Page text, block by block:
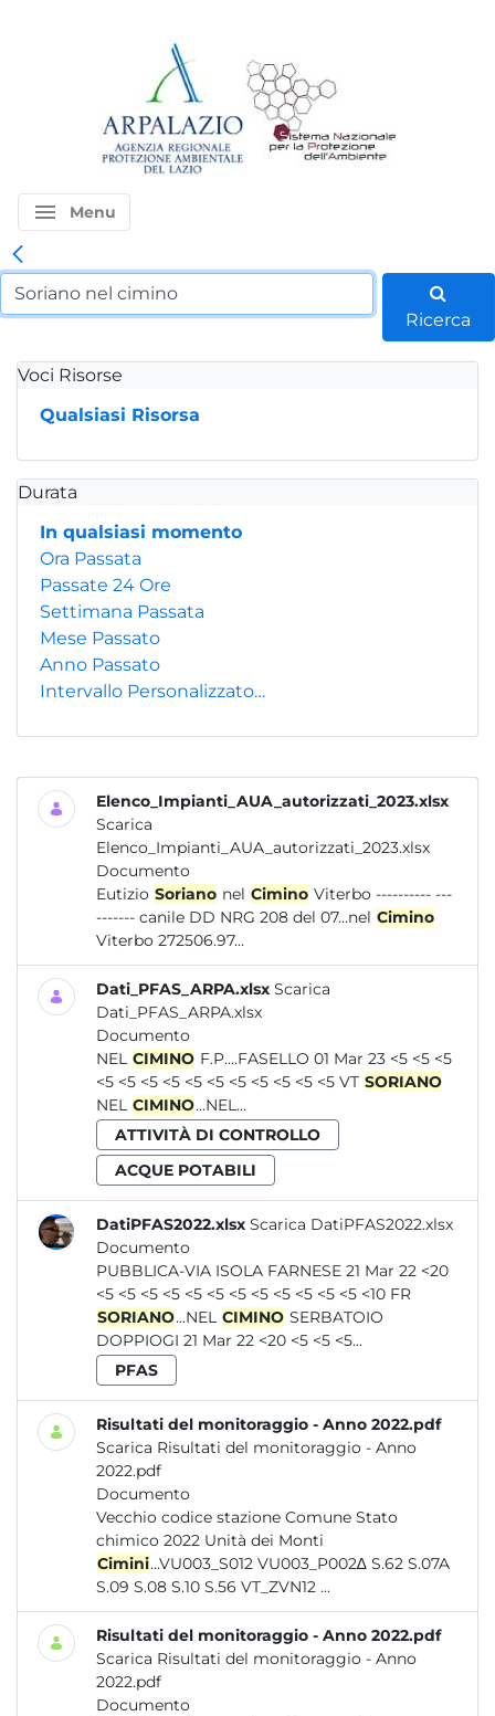
menu Menu
Ricerca
Voci Risorse
Qualsiasi Risorsa
Durata
In qualsiasi momento
Ora Passata
Passate 24 Ore
Settimana Passata
Mese Passato
Anno Passato
Intervallo Personalizzato…
Elenco_Impianti_AUA_autorizzati_2023.xlsx
Scarica
Elenco_Impianti_AUA_autorizzati_2023.xlsx
Documento
Eutizio Soriano nel Cimino Viterbo ---------- ---
------- canile DD NRG 208 del 07...nel Cimino
Viterbo 272506.97...
Dati_PFAS_ARPA.xlsx Scarica
Dati_PFAS_ARPA.xlsx
Documento
NEL CIMINO F.P....FASELLO 01 Mar 23 <5 <5 <5
<5 <5 <5 <5 <5 <5 <5 <5 <5 <5 <5 VT SORIANO
NEL CIMINO...NEL...
ATTIVITÀ DI CONTROLLO
ACQUE POTABILI
DatiPFAS2022.xlsx Scarica DatiPFAS2022.xlsx
Documento
PUBBLICA-VIA ISOLA FARNESE 21 Mar 22 <20
<5 <5 <5 <5 <5 <5 <5 <5 <5 <5 <5 <5 <10 FR
SORIANO...NEL CIMINO SERBATOIO
DOPPIOGI 21 Mar 22 <20 <5 <5 <5...
PFAS
Risultati del monitoraggio - Anno 2022.pdf
Scarica Risultati del monitoraggio - Anno
2022.pdf
Documento
Vecchio codice stazione Comune Stato
chimico 2022 Unità dei Monti
Cimini...VU003_S012 VU003_P002∆ S.62 S.07A
S.09 S.08 S.10 S.56 VT_ZVN12 ...
Risultati del monitoraggio - Anno 2022.pdf
Scarica Risultati del monitoraggio - Anno
2022.pdf
Documento